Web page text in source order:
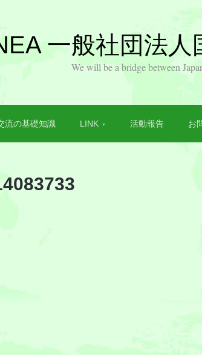
一般社団法人
We will be a bridge between
流の基礎知識 LINK 活動報告 お